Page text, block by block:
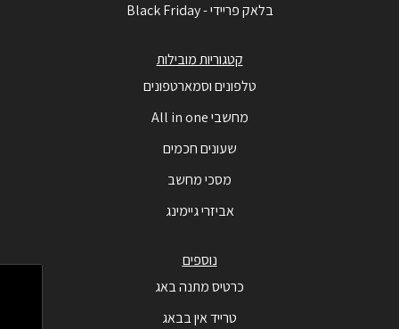
בלאק פריידי - Black Friday
קטגוריות מובילות
טלפונים וסמארטפונים
מחשבי All in one
שעונים חכמים
מסכי מחשב
אביזרי גיימינג
נוספים
כרטיס מתנה באג
טרייד אין בבאג